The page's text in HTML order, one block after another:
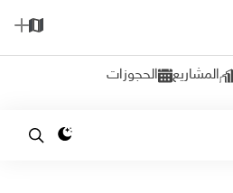
المشاريع الحجوزات